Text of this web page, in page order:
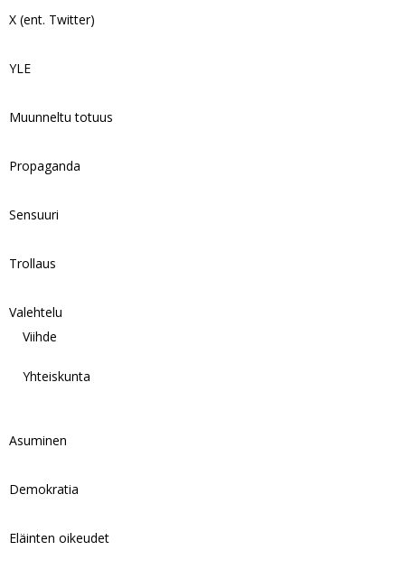
X (ent. Twitter)
YLE
Muunneltu totuus
Propaganda
Sensuuri
Trollaus
Valehtelu
Viihde
Yhteiskunta
Asuminen
Demokratia
Eläinten oikeudet